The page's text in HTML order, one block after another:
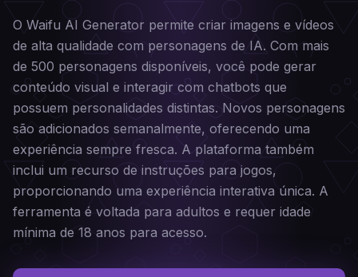
O Waifu AI Generator permite criar imagens e vídeos
de alta qualidade com personagens de IA. Com mais
de 500 personagens disponíveis, você pode gerar
conteúdo visual e interagir com chatbots que
possuem personalidades distintas. Novos personagens
são adicionados semanalmente, oferecendo uma
experiência sempre fresca. A plataforma também
inclui um recurso de instruções para jogos,
proporcionando uma experiência interativa única. A
ferramenta é voltada para adultos e requer idade
mínima de 18 anos para acesso.